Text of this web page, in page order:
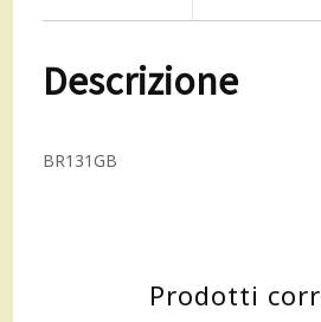
oro
quantità
Descrizione
BR131GB
Prodotti